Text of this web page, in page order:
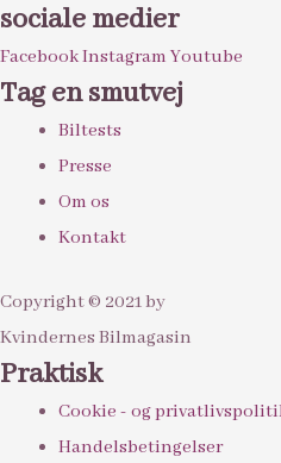
sociale medier
FacebookInstagram Youtube
Tag en smutvej
Biltests
Presse
Om os
Kontakt
Copyright © 2021 by
Kvindernes Bilmagasin
Praktisk
Cookie - og
Handelsbetingelser